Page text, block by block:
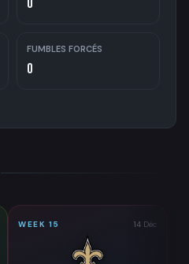
FUMBLES FORCÉS
0
WEEK 15 14 Déc